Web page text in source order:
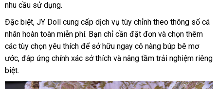
Cấp
Mại
Nhật
Bản
nhu cầu sử dụng.
Đặc biệt, JY Doll cung cấp dịch vụ tùy chỉnh theo thông số cá
nhân hoàn toàn miễn phí. Bạn chỉ cần đặt đơn và chọn thêm
các tùy chọn yêu thích để sở hữu ngay cô nàng búp bê mơ
ước, đáp ứng chính xác sở thích và nâng tầm trải nghiệm riêng
biệt.